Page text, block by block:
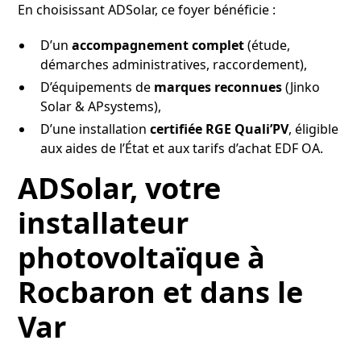
En choisissant ADSolar, ce foyer bénéficie :
D’unaccompagnement complet(étude,
démarches administratives, raccordement),
D’équipements de marques reconnues(Jinko
Solar & APsystems),
D’une installationcertifiée RGE Quali’PV, éligible
aux aides de l’État et aux tarifs d’achat EDF OA.
ADSolar, votre
installateur
photovoltaïque à
Rocbaron et dans le
Var